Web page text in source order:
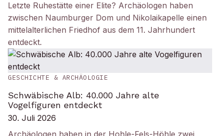
Letzte Ruhestätte einer Elite? Archäologen haben
zwischen Naumburger Dom und Nikolaikapelle einen
mittelalterlichen Friedhof aus dem 11. Jahrhundert
entdeckt.
GESCHICHTE & ARCHÄOLOGIE
Schwäbische Alb: 40.000 Jahre alte
Vogelfiguren entdeckt
30. Juli 2026
Archäologen haben in der Hohle-Fels-Höhle zwei